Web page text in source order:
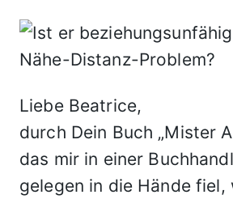
Liebe Beatrice,
durch Dein Buch „Mister
das mir in einer
gelegen in die Hände fiel,